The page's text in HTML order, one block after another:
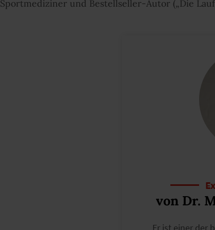
Sportmediziner und Bestellseller-Autor („Die
von Dr.